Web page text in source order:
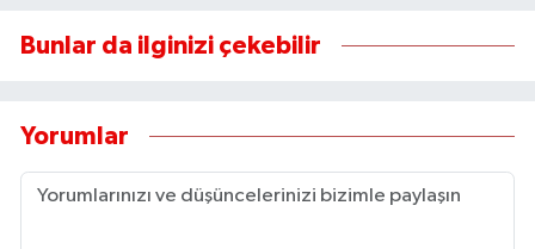
Bunlar da ilginizi çekebilir
Yorumlar